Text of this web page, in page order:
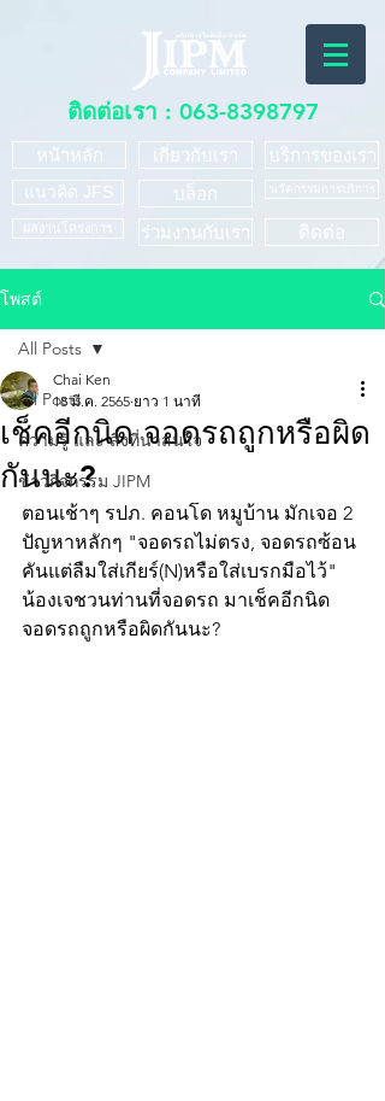
ติดต่อเรา : 063-8398797
หน้าหลัก
แนวคิด JFS
ผลงานโครงการ
เกี่ยวกับเรา
บล็อก
ร่วมงานกับเรา
บริการของเรา
นวัตกรรมการบริการ
ติดต่อ
โพสต์
All Posts
ความรู้ และ สิ่งที่น่าสนใจ
ข่าวกิจกรรม JIPM
All Posts
เช็คอีกนิด จอดรถถูกหรือผิด
กันนะ?
Chai Ken
18 มี.ค. 2565 ยาว 1 นาที
ตอนเช้าๆ รปภ. คอนโด หมูบ้าน มักเจอ 2
ปัญหาหลักๆ "จอดรถไม่ตรง, จอดรถซ้อน
คันแต่ลืมใส่เกียร์(N)หรือใส่เบรกมือไว้"
น้องเจชวนท่านที่จอดรถ มาเช็คอีกนิด
จอดรถถูกหรือผิดกันนะ?